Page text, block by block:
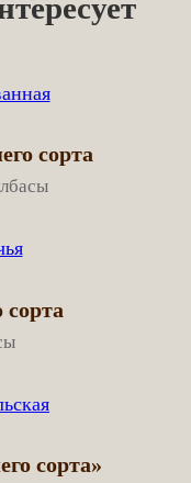
сорта
сорта»